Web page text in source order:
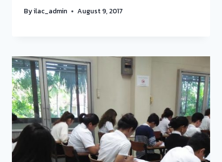
Byilac_admin August 9, 2017